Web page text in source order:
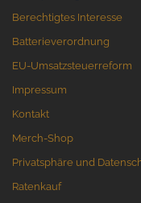
Berechtigtes Interesse
Batterieverordnung
EU-Umsatzsteuerreform
Impressum
Kontakt
Merch-Shop
Privatsphäre und
Ratenkauf